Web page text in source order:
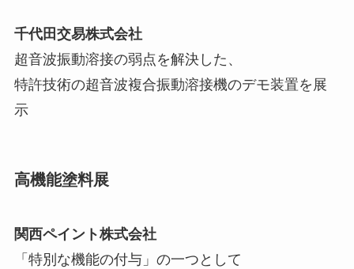
千代田交易株式会社
超音波振動溶接の弱点を解決した、
特許技術の超音波複合振動溶接機のデモ装置を展
示
高機能塗料展
関西ペイント株式会社
「特別な機能の付与」の一つとして